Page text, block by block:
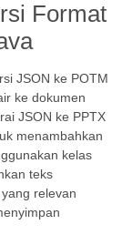
Format
JSON ke POTM
ke dokumen
JSON ke PPTX
menambahkan
kelas
teks
relevan